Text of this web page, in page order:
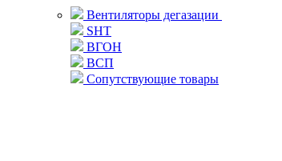
Вентиляторы дегазации
SHT
ВГОН
ВСП
Сопутствующие товары